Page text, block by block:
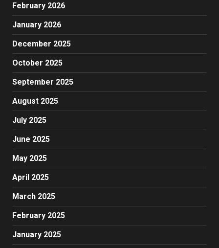
February 2026
January 2026
December 2025
October 2025
September 2025
August 2025
July 2025
June 2025
May 2025
April 2025
March 2025
February 2025
January 2025